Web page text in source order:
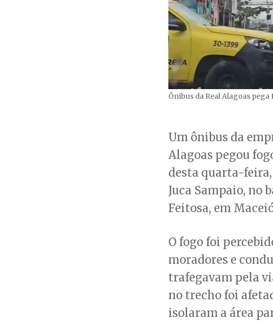
Ônibus da Real Alagoas
Um ônibus da
Alagoas pegou
desta quarta-feira,
Juca Sampaio, no
Feitosa, em
O fogo foi
moradores e
trafegavam pela
no trecho foi
isolaram a área